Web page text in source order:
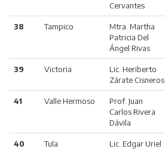
Cervantes
38 Tampico
Mtra. Martha
Patricia Del
Ángel Rivas
39 Victoria
Lic. Heriberto
Zárate Cisneros
41 Valle Hermoso
Prof. Juan
Carlos Rivera
Dávila
40 Tula
Lic. Edgar Uriel